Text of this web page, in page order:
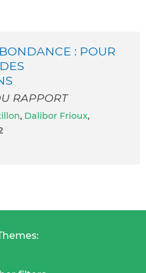
: POUR
RAPPORT
, Dalibor Frioux,